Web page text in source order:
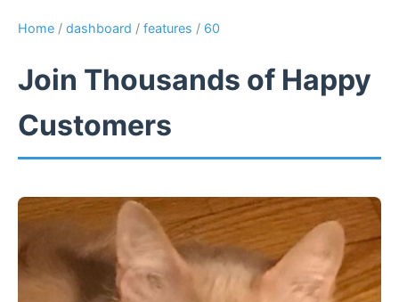
Home / dashboard / features / 60
Join Thousands of Happy
Customers